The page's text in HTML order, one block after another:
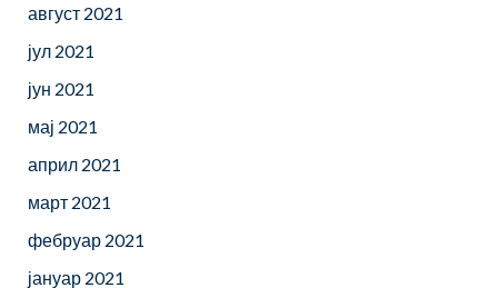
август 2021
јул 2021
јун 2021
мај 2021
април 2021
март 2021
фебруар 2021
јануар 2021